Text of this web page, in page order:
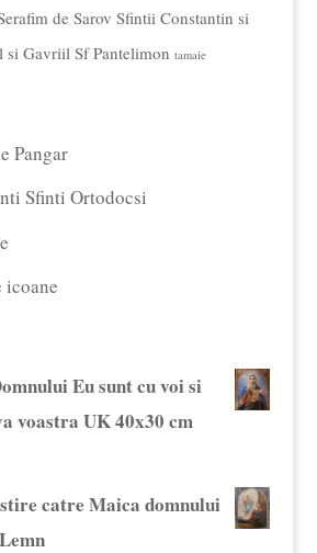
de Sarov Sfintii Constantin si
si Gavriil Sf Pantelimon tamaie
Pangar
Sfinti Ortodocsi
Eu sunt cu voi si
voastra UK 40x30 cm
catre Maica domnului